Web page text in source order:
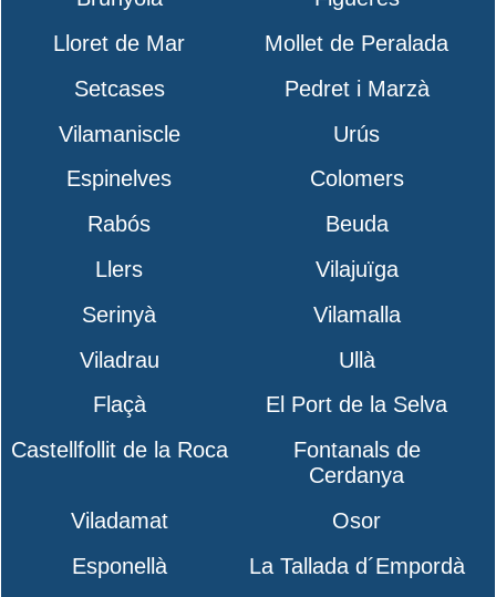
Lloret de Mar
Mollet de Peralada
Setcases
Pedret i Marzà
Vilamaniscle
Urús
Espinelves
Colomers
Rabós
Beuda
Llers
Vilajuïga
Serinyà
Vilamalla
Viladrau
Ullà
Flaçà
El Port de la Selva
Castellfollit de la Roca
Fontanals de
Cerdanya
Viladamat
Osor
Esponellà
La Tallada d´Empordà